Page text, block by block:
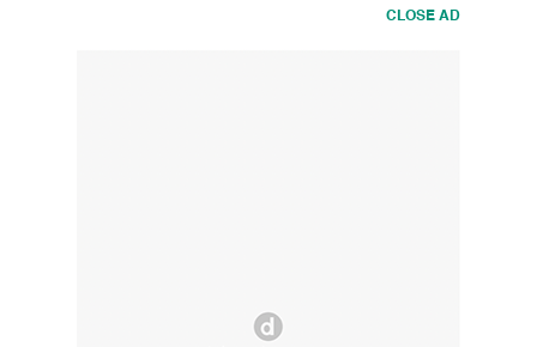
CLOSE AD